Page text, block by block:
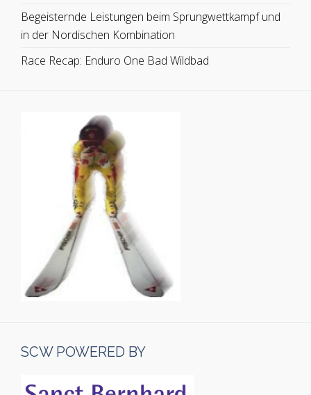
Begeisternde Leistungen beim Sprungwettkampf und
in der Nordischen Kombination
Race Recap: Enduro One Bad Wildbad
SCW POWERED BY